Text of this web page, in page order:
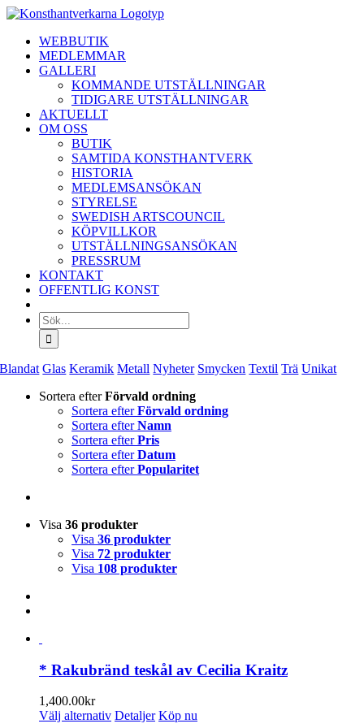
Fortsätt
innehålletWEBBUTIK
MEDLEMMAR
GALLERI
KOMMANDE UTSTÄLLNINGAR
TIDIGARE UTSTÄLLNINGAR
AKTUELLT
OM OSS
BUTIK
SAMTIDA KONSTHANTVERK
HISTORIA
MEDLEMSANSÖKAN
STYRELSE
SWEDISH ARTSCOUNCIL
KÖPVILLKOR
UTSTÄLLNINGSANSÖKAN
PRESSRUM
KONTAKT
OFFENTLIG KONST
Sök
efter:
Blandat Glas Keramik Metall Nyheter Smycken Textil Trä Unikat
Sortera efterFörvald ordning
Sortera efterFörvald ordning
Sortera efterNamn
Sortera efterPris
Sortera efterDatum
Sortera efterPopularitet
Visa 36 produkter
Visa 36 produkter
Visa 72 produkter
Visa 108 produkter
* Rakubränd teskål av Cecilia Kraitz
1,400.00kr
Välj alternativ Den
Detaljer Köp nu